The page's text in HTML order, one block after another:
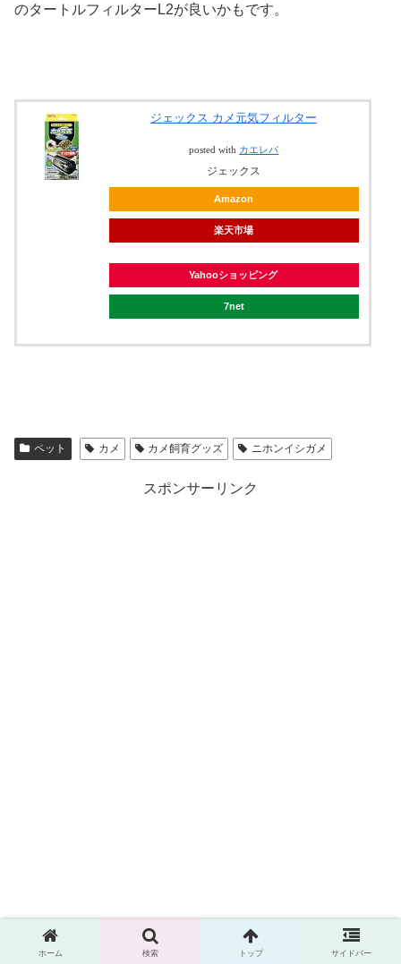
のタートルフィルターL2が良いかもです。
ジェックス カメ元気フィルター
posted with カエレバ
ジェックス
Amazon
楽天市場
Yahooショッピング
7net
ペット カメ カメ飼育グッズ ニホンイシガメ
スポンサーリンク
ホーム 検索 トップ サイドバー